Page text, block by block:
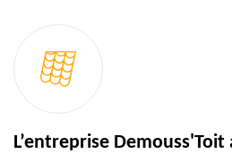
L’entreprise Demouss'Toit